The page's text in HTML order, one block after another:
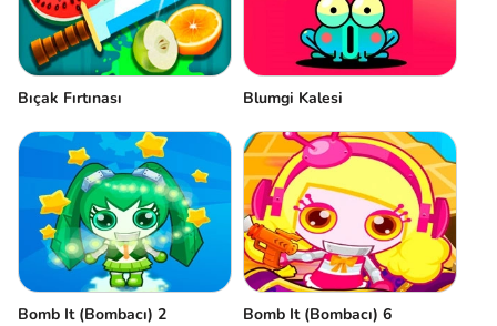
Bıçak Fırtınası Blumgi Kalesi
Bomb It (Bombacı) 2 Bomb It (Bombacı) 6